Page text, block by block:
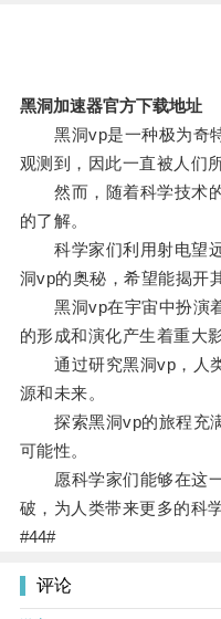
黑洞加速器官方下载地址
黑洞vp是一种极为奇特
观测到，因此一直被人们
然而，随着科学技术的
的了解。
科学家们利用射电望远
洞vp的奥秘，希望能揭开
黑洞vp在宇宙中扮演着
的形成和演化产生着重大影
通过研究黑洞vp，人类
源和未来。
探索黑洞vp的旅程充满
可能性。
愿科学家们能够在这一
破，为人类带来更多的科
#44#
评论